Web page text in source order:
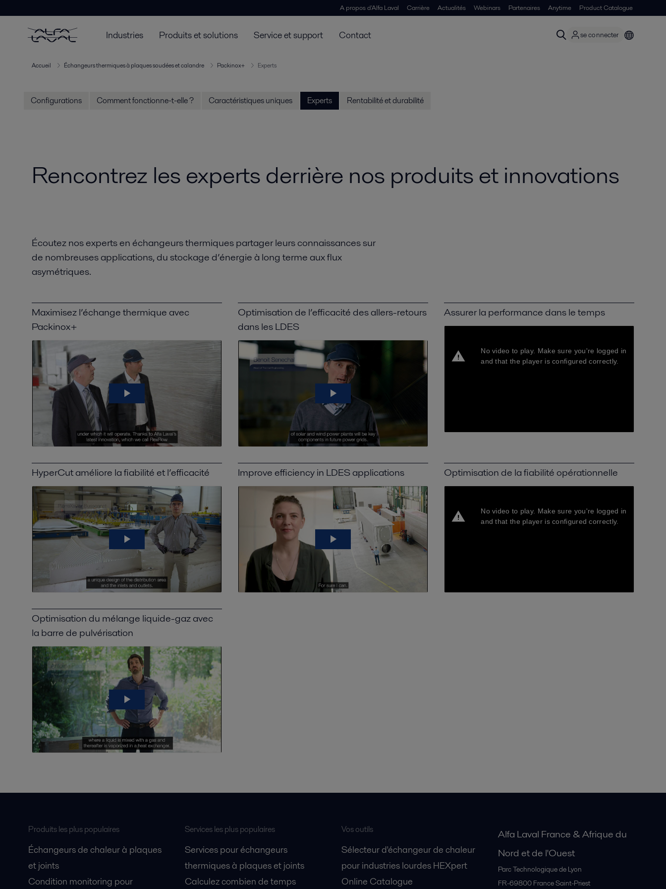
A propos d'Alfa Laval Carrière Actualités Webinars Partenaires Anytime Product Catalogue
Industries Produits et solutions Service et support Contact se connecter
Accueil Échangeurs thermiques à plaques soudées et calandre Packinox+ Experts
Configurations Comment fonctionne-t-elle ? Caractéristiques uniques Experts Rentabilité et durabilité
Rencontrez les experts derrière nos produits et innovations
Écoutez nos experts en échangeurs thermiques partager leurs connaissances sur
de nombreuses applications, du stockage d’énergie à long terme aux flux
asymétriques.
Maximisez l’échange thermique avec
Packinox+
Optimisation de l’efficacité des allers-retours
dans les LDES
Assurer la performance dans le temps
HyperCut améliore la fiabilité et l’efficacité Improve efficiency in LDES applications Optimisation de la fiabilité opérationnelle
Optimisation du mélange liquide-gaz avec
la barre de pulvérisation
Produits les plus populaires
Échangeurs de chaleur à plaques
et joints
Condition monitoring pour
Services les plus populaires
Services pour échangeurs
thermiques à plaques et joints
Calculez combien de temps
Vos outils
Sélecteur d'échangeur de chaleur
pour industries lourdes HEXpert
Online Catalogue
Alfa Laval France & Afrique du
Nord et de l'Ouest
Parc Technologique de Lyon
FR-69800 France Saint-Priest